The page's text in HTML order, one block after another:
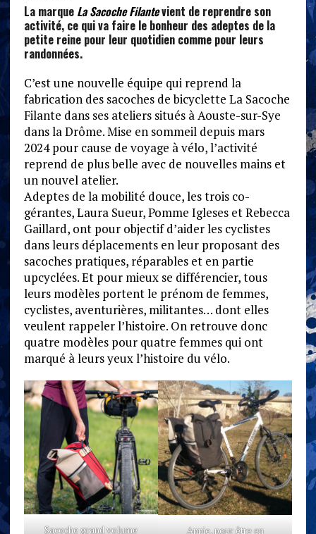
La marque La Sacoche Filantevient de reprendre son
activité, ce qui va faire le bonheur des adeptes de la
petite reine pour leur quotidien comme pour leurs
randonnées.
C’est une nouvelle équipe qui reprend la
fabrication des sacoches de bicyclette La Sacoche
Filante dans ses ateliers situés à Aouste-sur-Sye
dans la Drôme. Mise en sommeil depuis mars
2024 pour cause de voyage à vélo, l’activité
reprend de plus belle avec de nouvelles mains et
un nouvel atelier.
Adeptes de la mobilité douce, les trois co-
gérantes, Laura Sueur, Pomme Igleses et Rebecca
Gaillard, ont pour objectif d’aider les cyclistes
dans leurs déplacements en leur proposant des
sacoches pratiques, réparables et en partie
upcyclées. Et pour mieux se différencier, tous
leurs modèles portent le prénom de femmes,
cyclistes, aventurières, militantes… dont elles
veulent rappeler l’histoire. On retrouve donc
quatre modèles pour quatre femmes qui ont
marqué à leurs yeux l’histoire du vélo.
Sacoche grand volume
Annie, pour être en